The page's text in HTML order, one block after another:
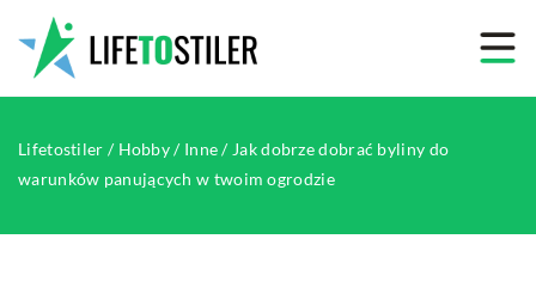
Lifetostiler / Hobby/ Inne/ Jak dobrze dobrać byliny do
warunków panujących w twoim ogrodzie